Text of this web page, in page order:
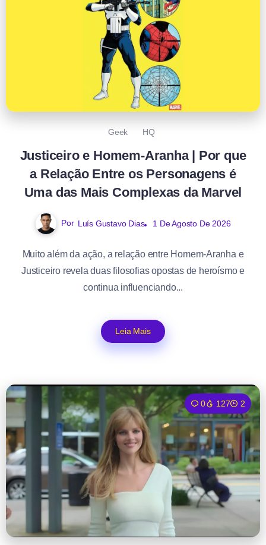
Geek HQ
Justiceiro e Homem-Aranha | Por que
a Relação Entre os Personagens é
Uma das Mais Complexas da Marvel
Por Luís Gustavo Dias 1 De Agosto De 2026
Muito além da ação, a relação entre Homem-Aranha e
Justiceiro revela duas filosofias opostas de heroísmo e
continua influenciando...
Leia Mais
0 127 2